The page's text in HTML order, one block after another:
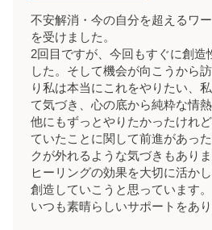
不安解消・今の自分を超えるワ
を受けました。
2回目ですが、今回もすぐに創造
した。そして機会が向こうから
り私は本当にこれをやりたい、
て気づき、心の底から純粋な情
他にもずっとやりたかったけれ
ていたことに関して前進があっ
クが外れるような気づきもありま
ヒーリングの効果を大切に活か
創造していこうと思っています。
いつも素晴らしいサポートをあ